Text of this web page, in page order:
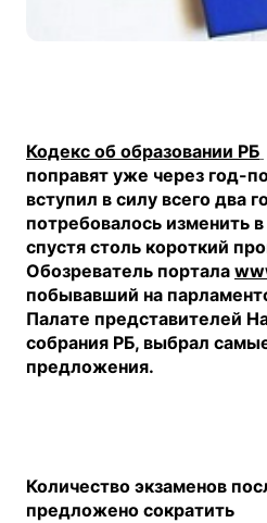
Кодекс об образовании РБ
поправят уже через год-
вступил в силу всего два
потребовалось изменить
спустя столь короткий
Обозреватель портала
побывавший на
Палате представителей
собрания РБ, выбрал
предложения.
Количество экзаменов
предложено сократить